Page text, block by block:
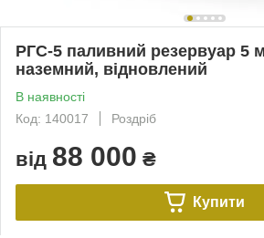
РГС-5 паливний резервуар 5
наземний, відновлений
В наявності
Код: 140017
Роздріб
від 88 000 ₴
Купити